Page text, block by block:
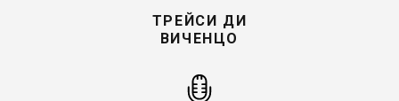
ТРЕЙСИ ДИ
ВИЧЕНЦО